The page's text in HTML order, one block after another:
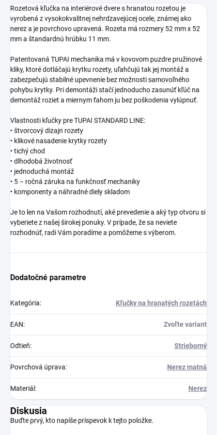
Rozetová kľučka na interiérové dvere s hranatou rozetou je
vyrobená z vysokokvalitnej nehrdzavejúcej ocele, známej ako
nerez a je povrchovo upravená. Rozeta má rozmery 52 mm x 52
mm a štandardnú hrúbku 11 mm.
Patentovaná TUPAI mechanika má v kovovom puzdre pružinové
kliky, ktoré dotláčajú krytku rozety, uľahčujú tak jej montáž a
zabezpečujú stabilné upevnenie bez možnosti samovoľného
pohybu krytky. Pri demontáži stačí jednoducho zasunúť kľúč na
demontáž roziet a miernym ťahom ju bez poškodenia vylúpnuť.
Vlastnosti kľučky pre TUPAI STANDARD LINE:
• štvorcový dizajn rozety
• klikové nasadenie krytky rozety
• tichý chod
• dlhodobá životnosť
• jednoduchá montáž
• 5 – ročná záruka na funkčnosť mechaniky
• komponenty a náhradné diely skladom
Je to len na Vašom rozhodnutí, aké prevedenie a aký typ otvoru si
vyberiete z našej širokej ponuky. V prípade, že sa neviete
rozhodnúť, radi Vám poradíme a pomôžeme s výberom.
Dodatočné parametre
Kategória: Kľučky na hranatých rozetách
EAN: Zvoľte variant
Odtieň: Strieborný
Povrchová úprava: Nerez matná
Materiál : Nerez
Diskusia
Buďte prvý, kto napíše príspevok k tejto položke.